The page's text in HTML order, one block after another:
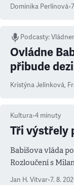
Dominika Perlínová•
Podcasty:
Ovládne
přibude
Kristýna Jelínková,
Kultura•4 minuty
Tři výstřely
Babišova vláda
Rozloučení s
salvy i kritika
Jan H. Vitvar•7. 8.